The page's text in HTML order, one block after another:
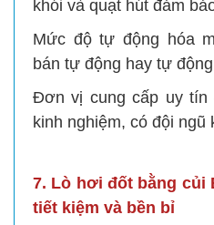
khói và quạt hút đảm
Mức độ tự động hóa
bán tự động hay tự
Đơn vị cung cấp uy
kinh nghiệm, có đội ngũ
7. Lò hơi đốt bằng củi
tiết kiệm và bền bỉ